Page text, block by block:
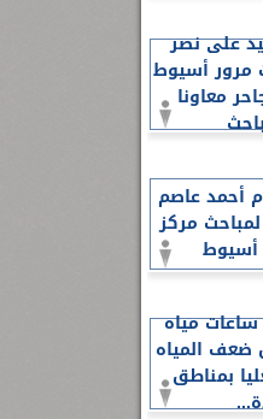
على نصر
مرور أسيوط
معاونا
أحمد عاصم
مركز
مياه
المياه
بمناطق